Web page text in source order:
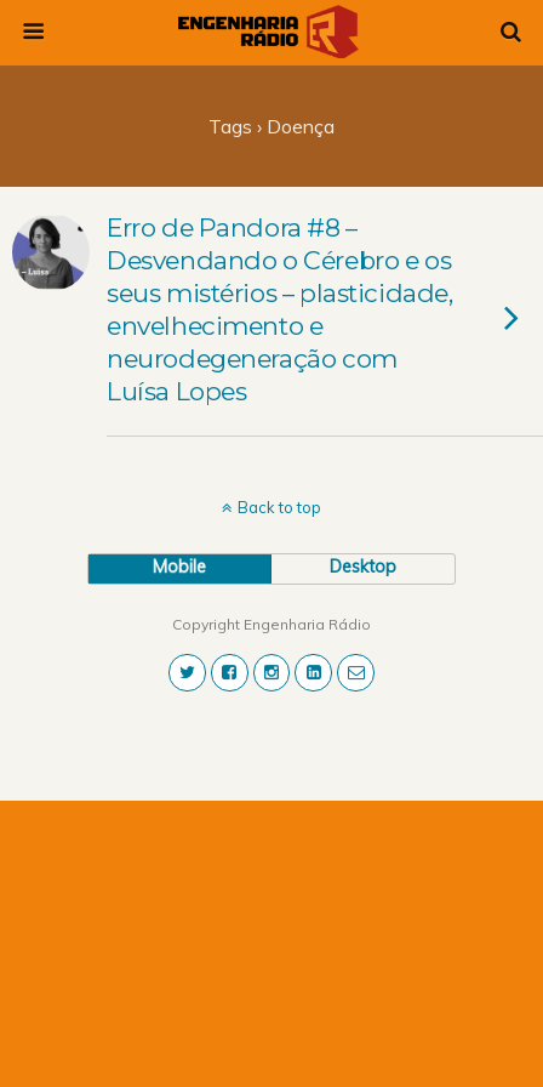
Tags › Doença
Erro de Pandora #8 –
Desvendando o Cérebro e os
seus mistérios – plasticidade,
envelhecimento e
neurodegeneração com
Luísa Lopes
Back to top
Mobile Desktop
Copyright Engenharia Rádio